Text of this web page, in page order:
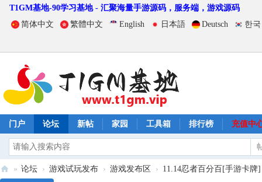
T1GM基地-90学习基地 - 汇聚海量手游源码，服务端，游戏源码
简体中文
繁體中文 English 日本語 Deutsch 한
门户 论坛 新帖 家园 工具箱 排行榜 充值中
» 论坛 › 游戏试玩发布 › 游戏发布区 › 11.14忍者百分百[手游卡牌]